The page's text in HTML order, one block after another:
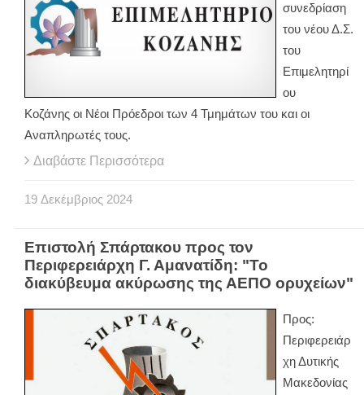
συνεδρίαση
του νέου Δ.Σ.
του
Επιμελητηρί
ου
Κοζάνης οι Νέοι Πρόεδροι των 4 Τμημάτων του και οι
Αναπληρωτές τους.
Διαβάστε Περισσότερα
19 Δεκέμβριος 2024
Επιστολή Σπάρτακου προς τον
Περιφερειάρχη Γ. Αμανατίδη: "Το
διακύβευμα ακύρωσης της ΑΕΠΟ ορυχείων"
Προς:
Περιφερειάρ
χη Δυτικής
Μακεδονίας